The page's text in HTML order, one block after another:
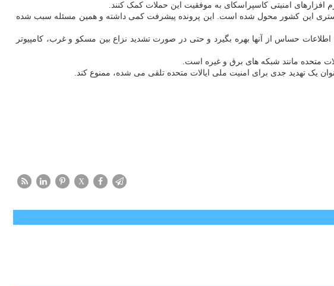
امنیتی کاسپراسکای به موفقیت این حملات کمک کنند.
این کشور محول شده است. این پرونده پیشرفت کمی داشته و همین مسئله سبب شده
حساس از آنها بهره بگیرد و حتی در صورت تشدید نزاع بین مسکو و غرب، کامپیوتر
متحده مانند شبکه های برق و غیره است.
یک تهدید جدی برای امنیت ملی ایالات متحده تلقی می شده، ممنوع کند.
X